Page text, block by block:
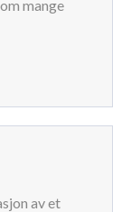
mange
av et